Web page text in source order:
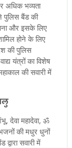
अधिक भव्यता
पुलिस बैंड की
और इसके लिए
होने के लिए
की पुलिस
यंत्रों का विशेष
की सवारी में
देवा महादेवा, ॐ
की मधुर धुनों
सवारी में